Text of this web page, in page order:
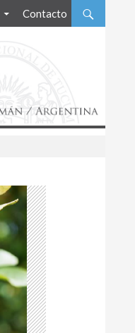
Contacto